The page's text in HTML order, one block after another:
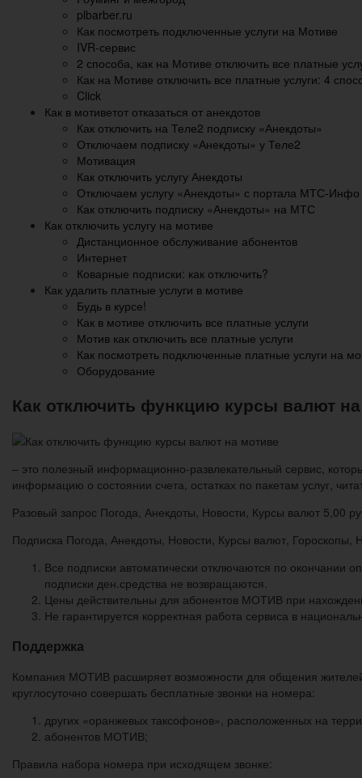
plbarber.ru
Как посмотреть подключенные услуги на Мотиве
IVR-сервис
2 способа, как на Мотиве отключить все платные
Как на Мотиве отключить все платные услуги: 4
Click
Как в мотиветот отказаться от анекдотов
Как отключить на Теле2 подписку «Анекдоты»
Отключаем подписку «Анекдоты» у Теле2
Мотивация
Как отключить услугу Анекдоты
Отключаем услугу «Анекдоты» с портала МТС-Инфо
Как отключить подписку «Анекдоты» на МТС
Как отключить услугу на мотиве
Дистанционное обслуживание абонентов
Интернет
Коварные подписки: как отключить?
Как удалить платные услуги в мотиве
Будь в курсе!
Как в мотиве отключить все платные услуги
Мотив как отключить все платные услуги
Как посмотреть подключенные платные услуги на
Оборудование
Как отключить функцию курсы валют
– это полезный информационно-развлекательный сервис,
информацию о состоянии счета, остатках по пакетам услуг,
Разовый запрос Погода, Анекдоты, Новости, Курсы валют 5,00
Подписка Погода, Анекдоты, Новости, Курсы валют,
Все подписки автоматически отключаются по окончании
подписки ден.средства не возвращаются.
Цены действительны для абонентов МОТИВ при
Не гарантируется корректная работа сервиса в
Поддержка
Компания МОТИВ расширяет возможности для общения
круглосуточно совершать бесплатные звонки на номера:
других «оранжевых таксофонов», расположенных на
абонентов МОТИВ;
Правила набора номера при исходящем звонке: